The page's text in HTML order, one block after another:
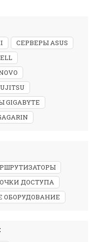
СЕРВЕРЫ ASUS
GIGABYTE
ДОСТУПА
ОБОРУДОВАНИЕ